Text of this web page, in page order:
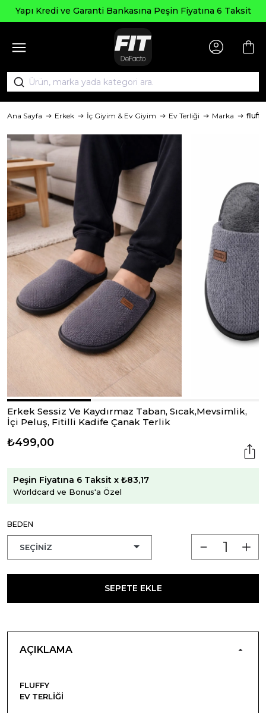
Yapı Kredi ve Garanti Bankasına Peşin Fiyatına 6 Taksit
Ana Sayfa Erkek İç Giyim & Ev Giyim Ev Terliği Marka fluffy
Erkek Sessiz Ve Kaydırmaz Taban, Sıcak,Mevsimlik,
İçi Peluş, Fitilli Kadife Çanak Terlik
₺499,00
Peşin Fiyatına 6 Taksit x ₺83,17
Worldcard ve Bonus'a Özel
BEDEN
SEPETE EKLE
AÇIKLAMA
FLUFFY
EV TERLIĞI